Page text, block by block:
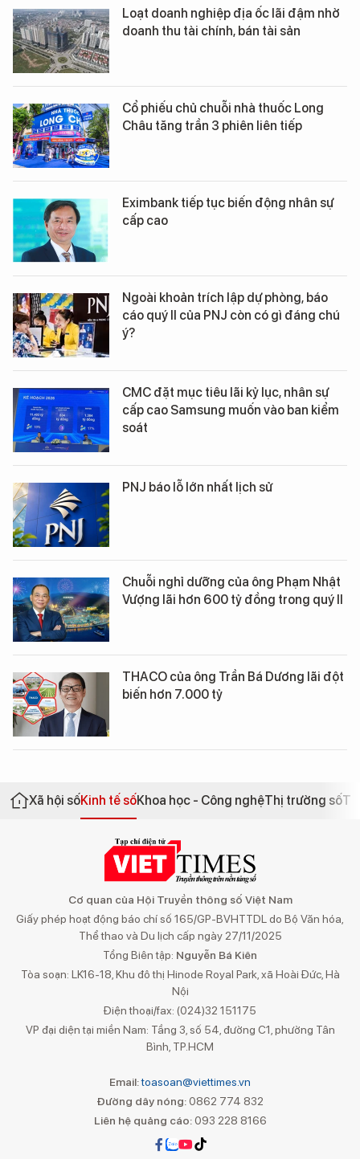
Loạt doanh nghiệp địa ốc lãi đậm nhờ
doanh thu tài chính, bán tài sản
Cổ phiếu chủ chuỗi nhà thuốc Long
Châu tăng trần 3 phiên liên tiếp
Eximbank tiếp tục biến động nhân sự
cấp cao
Ngoài khoản trích lập dự phòng, báo
cáo quý II của PNJ còn có gì đáng chú
ý?
CMC đặt mục tiêu lãi kỷ lục, nhân sự
cấp cao Samsung muốn vào ban kiểm
soát
PNJ báo lỗ lớn nhất lịch sử
Chuỗi nghỉ dưỡng của ông Phạm Nhật
Vượng lãi hơn 600 tỷ đồng trong quý II
THACO của ông Trần Bá Dương lãi đột
biến hơn 7.000 tỷ
Xã hội sốKinh tế sốKhoa học - Công nghệThị trường số
Cơ quan của Hội Truyền thông số Việt Nam
Giấy phép hoạt động báo chí số 165/GP-BVHTTDL do Bộ Văn hóa,
Thể thao và Du lịch cấp ngày 27/11/2025
Tổng Biên tập: Nguyễn Bá Kiên
Tòa soạn: LK16-18, Khu đô thị Hinode Royal Park, xã Hoài Đức, Hà
Nội
Điện thoại/fax: (024)32 151175
VP đại diện tại miền Nam: Tầng 3, số 54, đường C1, phường Tân
Bình, TP.HCM
Email:toasoan@viettimes.vn
Đường dây nóng: 0862 774 832
Liên hệ quảng cáo:093 228 8166